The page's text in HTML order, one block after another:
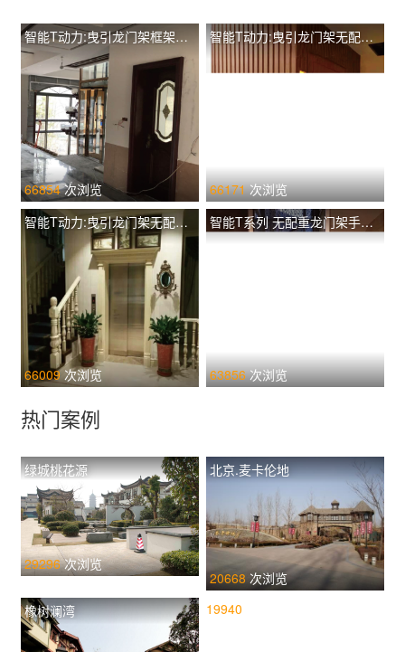
智能T动力:曳引龙门架框架观光有配重TIL-L T260
66854 次浏览
智能T动力:曳引龙门架无配重土建井道手动门 TIL-L T400
66171 次浏览
智能T动力:曳引龙门架无配重土建井道 TIL-L T320
66009 次浏览
智能T系列 无配重龙门架手动门 TIL-F T260
63856 次浏览
热门案例
绿城桃花源
29296 次浏览
北京.麦卡伦地
20668 次浏览
橡树澜湾
碧林园莲山首府
19940